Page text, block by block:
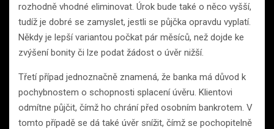
rozhodně vhodné eliminovat. Úrok bude také o něco vyšší,
tudíž je dobré se zamyslet, jestli se půjčka opravdu vyplatí.
Někdy je lepší variantou počkat pár měsíců, než dojde ke
zvýšení bonity či lze podat žádost o úvěr nižší.
Třetí případ jednoznačně znamená, že banka má důvod k
pochybnostem o schopnosti splacení úvěru. Klientovi
odmítne půjčit, čímž ho chrání před osobním bankrotem. V
tomto případě se dá také úvěr snížit, čímž se pochopitelně